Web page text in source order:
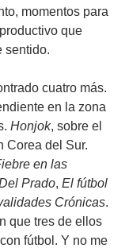
momentos para
que
sentido.
cuatro más.
en la zona
Honjok, sobre el
Corea del Sur.
en las
Prado, El fútbol
Crónicas.
que tres de ellos
fútbol. Y no me